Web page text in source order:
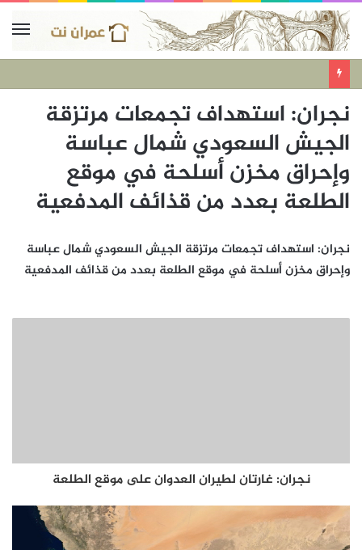
نجران: استهداف تجمعات مرتزقة
الجيش السعودي شمال عباسة
وإحراق مخزن أسلحة في موقع
الطلعة بعدد من قذائف المدفعية
نجران: استهداف تجمعات مرتزقة الجيش السعودي شمال عباسة
وإحراق مخزن أسلحة في موقع الطلعة بعدد من قذائف المدفعية
نجران: غارتان لطيران العدوان على موقع الطلعة